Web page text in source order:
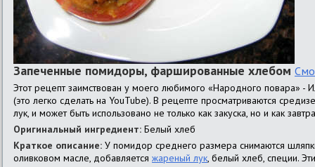
Запеченные помидоры, фаршированные хлебом
Этот рецепт заимствован у моего любимого «Народного повара» -
(это легко сделать на YouTube). В рецепте просматриваются
лук, и может быть использовано не только как закуска, но и как
Оригинальный ингредиент: Белый хлеб
Краткое описание: У помидор среднего размера снимаются
оливковом масле, добавляется жареный лук, белый хлеб, специи.